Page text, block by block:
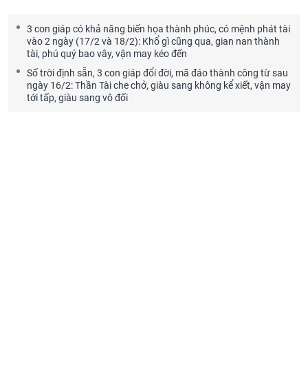
3 con giáp có khả năng biến họa thành phúc, có mệnh phát tài
vào 2 ngày (17/2 và 18/2): Khổ gì cũng qua, gian nan thành
tài, phú quý bao vây, vận may kéo đến
Số trời định sẵn, 3 con giáp đổi đời, mã đáo thành công từ sau
ngày 16/2: Thần Tài che chở, giàu sang không kể xiết, vận may
tới tấp, giàu sang vô đối